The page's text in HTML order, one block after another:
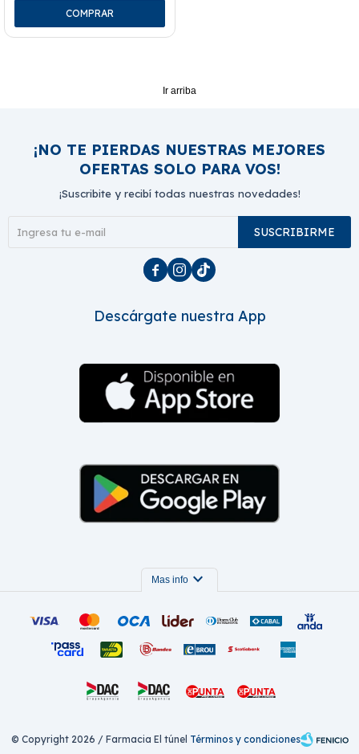
Ir arriba
¡NO TE PIERDAS NUESTRAS MEJORES
OFERTAS SOLO PARA VOS!
¡Suscribite y recibí todas nuestras novedades!
SUSCRIBIRME
  
Descárgate nuestra App
Mas info expand_more
© Copyright 2026 / Farmacia El túnel Términos y condiciones